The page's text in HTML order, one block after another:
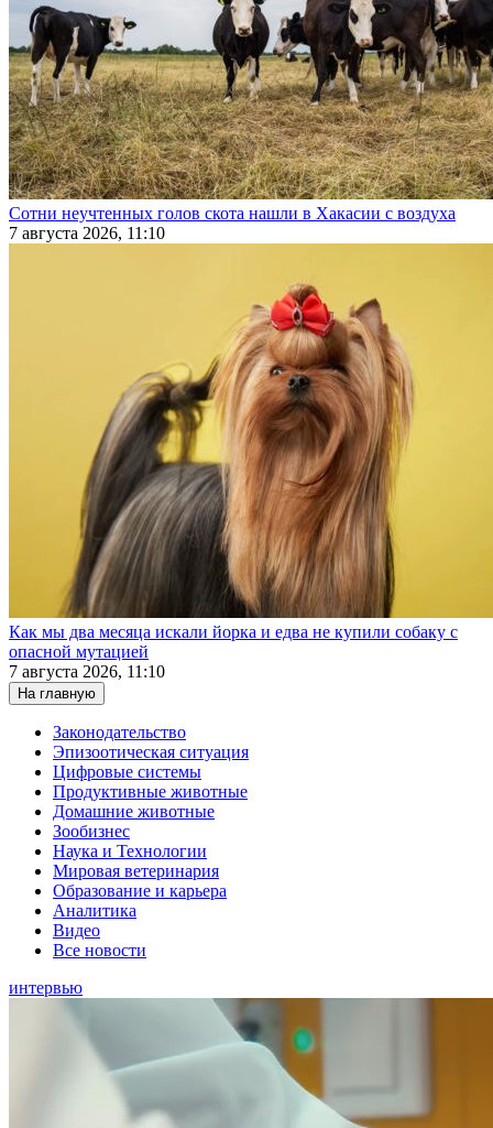
Сотни неучтенных голов скота нашли в Хакасии с воздуха
7 августа 2026, 11:10
Как мы два месяца искали йорка и едва не купили собаку с
опасной мутацией
7 августа 2026, 11:10
На главную
Законодательство
Эпизоотическая ситуация
Цифровые системы
Продуктивные животные
Домашние животные
Зообизнес
Наука и Технологии
Мировая ветеринария
Образование и карьера
Аналитика
Видео
Все новости
интервью